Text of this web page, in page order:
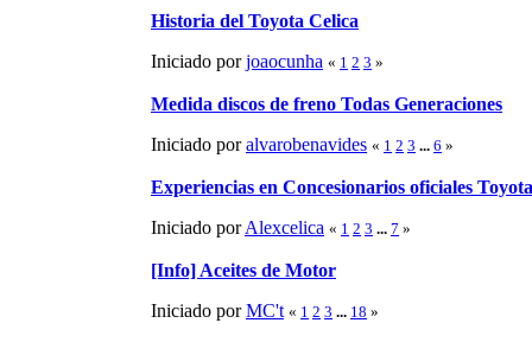
Historia del Toyota Celica
Iniciado porjoaocunha « 1 2 3 »
Medida discos de freno Todas Generaciones
Iniciado poralvarobenavides « 1 2 3 ... 6 »
Experiencias en Concesionarios oficiales Toyota
Iniciado porAlexcelica « 1 2 3 ... 7 »
[Info] Aceites de Motor
Iniciado porMC't « 1 2 3 ... 18 »